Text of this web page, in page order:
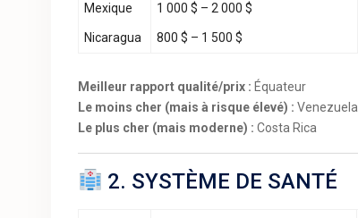
Mexique 1 000 $ – 2 000 $
Nicaragua 800 $ – 1 500 $
Meilleur rapport qualité/prix : Équateur
Le moins cher (mais à risque élevé) : Venezuela
Le plus cher (mais moderne) : Costa Rica
2. SYSTÈME DE SANTÉ